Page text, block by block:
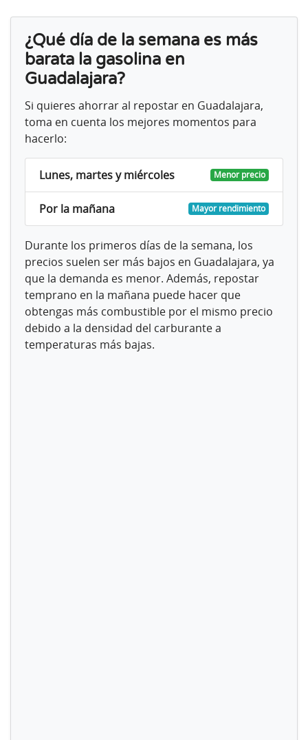
¿Qué día de la semana es más
barata la gasolina en
Guadalajara?
Si quieres ahorrar al repostar en Guadalajara,
toma en cuenta los mejores momentos para
hacerlo:
Lunes, martes y miércoles Menor precio
Por la mañana Mayor rendimiento
Durante los primeros días de la semana, los
precios suelen ser más bajos en Guadalajara, ya
que la demanda es menor. Además, repostar
temprano en la mañana puede hacer que
obtengas más combustible por el mismo precio
debido a la densidad del carburante a
temperaturas más bajas.